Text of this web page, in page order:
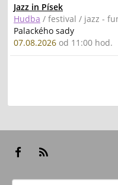
Jazz in Písek
Hudba / festival / jazz -
Palackého sady
07.08.2026 od 11:00 hod.